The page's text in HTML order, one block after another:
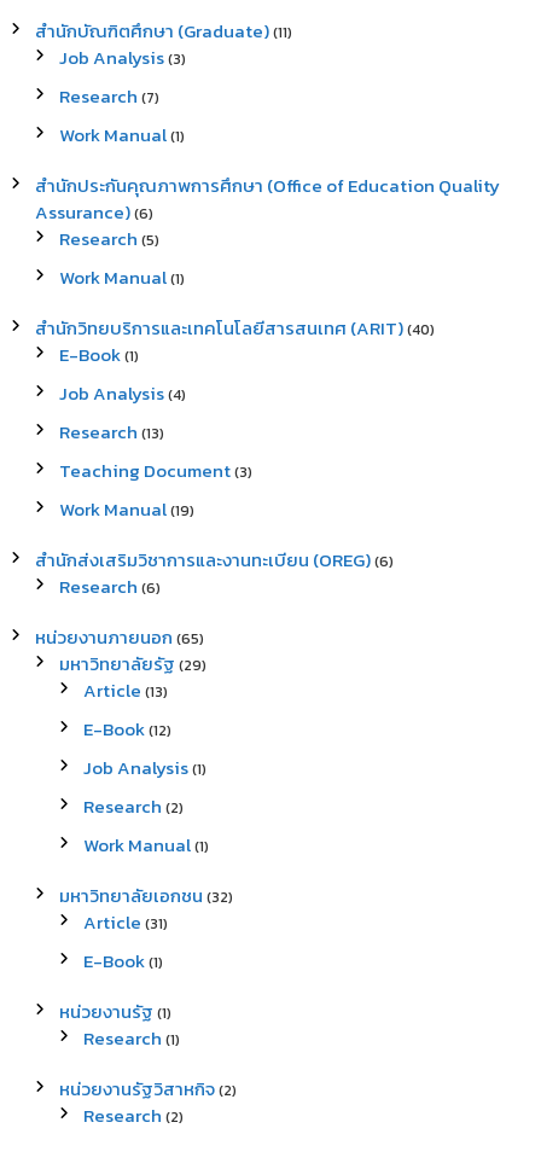
สำนักบัณฑิตศึกษา (Graduate)(11)
Job Analysis(3)
Research (7)
Work Manual(1)
สำนักประกันคุณภาพการศึกษา (Office of Education Quality
Assurance)(6)
Research (5)
Work Manual(1)
สำนักวิทยบริการและเทคโนโลยีสารสนเทศ (ARIT)(40)
E-Book(1)
Job Analysis(4)
Research (13)
Teaching Document(3)
Work Manual(19)
สำนักส่งเสริมวิชาการและงานทะเบียน (OREG)(6)
Research (6)
หน่วยงานภายนอก (65)
มหาวิทยาลัยรัฐ (29)
Article (13)
E-Book(12)
Job Analysis(1)
Research (2)
Work Manual(1)
มหาวิทยาลัยเอกชน (32)
Article (31)
E-Book(1)
หน่วยงานรัฐ (1)
Research (1)
หน่วยงานรัฐวิสาหกิจ(2)
Research (2)